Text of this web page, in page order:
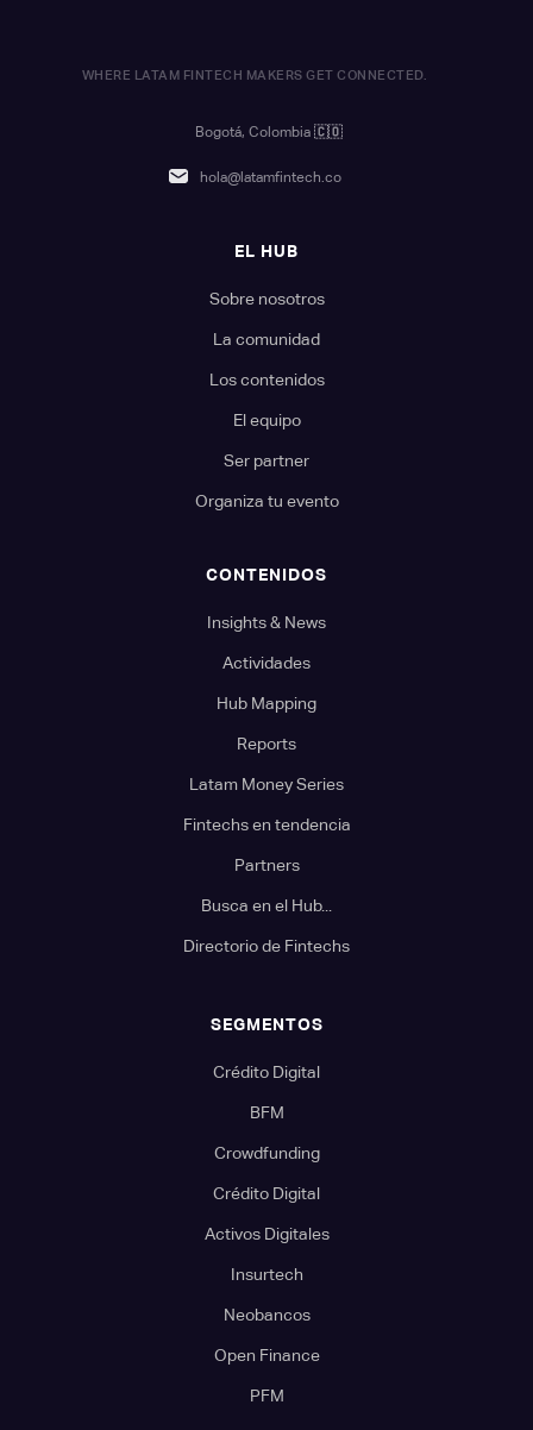
WHERE LATAM FINTECH MAKERS GET CONNECTED.
Bogotá, Colombia 🇨🇴
hola@latamfintech.co
EL HUB
Sobre nosotros
La comunidad
Los contenidos
El equipo
Ser partner
Organiza tu evento
CONTENIDOS
Insights & News
Actividades
Hub Mapping
Reports
Latam Money Series
Fintechs en tendencia
Partners
Busca en el Hub...
Directorio de Fintechs
SEGMENTOS
Crédito Digital
BFM
Crowdfunding
Crédito Digital
Activos Digitales
Insurtech
Neobancos
Open Finance
PFM